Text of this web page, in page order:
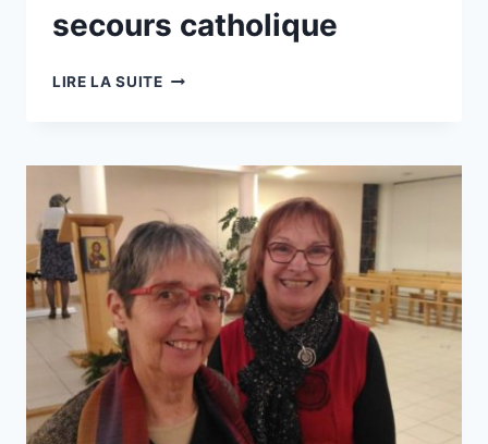
secours catholique
LIRE LA SUITECOLLECTE
CATHOLIQUE